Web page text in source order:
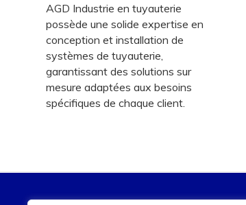
AGD Industrie en tuyauterie
possède une solide expertise en
conception et installation de
systèmes de tuyauterie,
garantissant des solutions sur
mesure adaptées aux besoins
spécifiques de chaque client.